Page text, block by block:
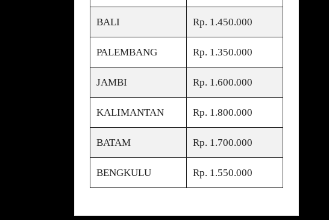
BALI Rp. 1.450.000
PALEMBANG Rp. 1.350.000
JAMBI Rp. 1.600.000
KALIMANTAN Rp. 1.800.000
BATAM Rp. 1.700.000
BENGKULU Rp. 1.550.000